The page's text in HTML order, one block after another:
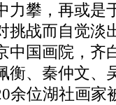
力攀，再或是
挑战而自觉淡
中国画院，齐
衡、秦仲文、
余位湖社画家